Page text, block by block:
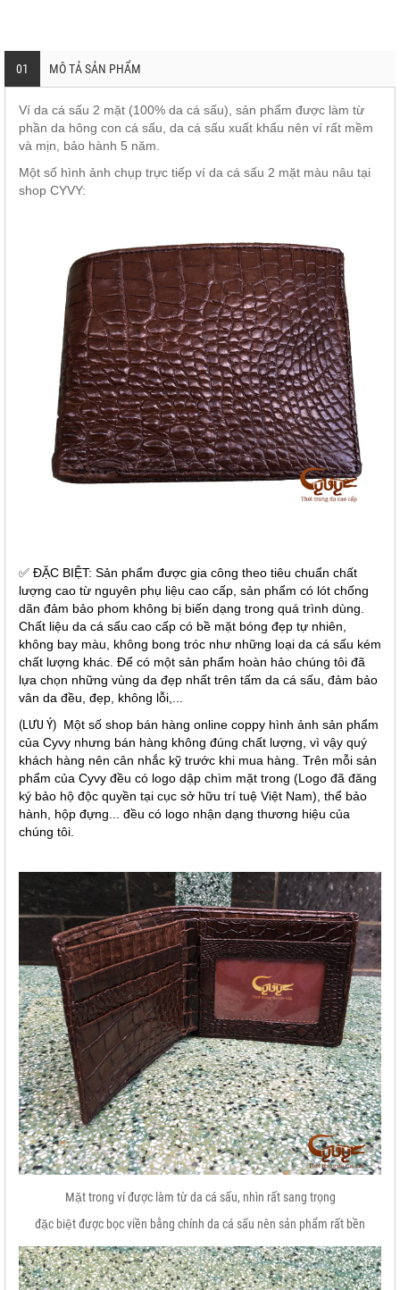
01 MÔ TẢ SẢN PHẨM
Ví da cá sấu 2 mặt (100% da cá sấu), sản phẩm được làm từ
phần da hông con cá sấu, da cá sấu xuất khẩu nên ví rất mềm
và mịn, bảo hành 5 năm.
Một số hình ảnh chụp trực tiếp ví da cá sấu 2 mặt màu nâu tại
shop CYVY:
✅ ĐẶC BIỆT: Sản phẩm được gia công theo tiêu chuẩn chất
lượng cao từ nguyên phụ liệu cao cấp, sản phẩm có lót chống
dãn đảm bảo phom không bị biến dạng trong quá trình dùng.
Chất liệu da cá sấu cao cấp có bề mặt bóng đẹp tự nhiên,
không bay màu, không bong tróc như những loại da cá sấu kém
chất lượng khác. Để có một sản phẩm hoàn hảo chúng tôi đã
lựa chọn những vùng da đẹp nhất trên tấm da cá sấu, đảm bảo
vân da đều, đẹp, không lỗi,...
(LƯU Ý) Một số shop bán hàng online coppy hình ảnh sản phẩm
của Cyvy nhưng bán hàng không đúng chất lượng, vì vậy quý
khách hàng nên cân nhắc kỹ trước khi mua hàng. Trên mỗi sản
phẩm của Cyvy đều có logo dập chìm mặt trong (Logo đã đăng
ký bảo hộ độc quyền tại cục sở hữu trí tuệ Việt Nam), thể bảo
hành, hộp đựng... đều có logo nhận dạng thương hiệu của
chúng tôi.
Mặt trong ví được làm từ da cá sấu, nhìn rất sang trọng
đặc biệt được bọc viền bằng chính da cá sấu nên sản phẩm rất bền